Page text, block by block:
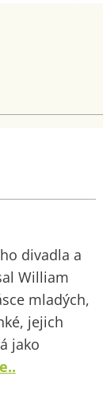
divadla a
William
mladých,
jejich
jako